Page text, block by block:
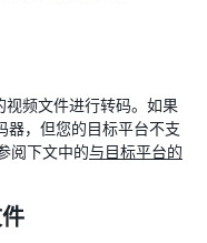
视频文件进行转码。如果
器，但您的目标平台不支
阅下文中的与目标平台的